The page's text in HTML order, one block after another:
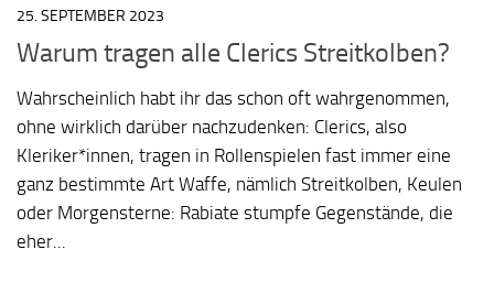
25. SEPTEMBER 2023
Warum tragen alle Clerics Streitkolben?
Wahrscheinlich habt ihr das schon oft wahrgenommen,
ohne wirklich darüber nachzudenken: Clerics, also
Kleriker*innen, tragen in Rollenspielen fast immer eine
ganz bestimmte Art Waffe, nämlich Streitkolben, Keulen
oder Morgensterne: Rabiate stumpfe Gegenstände, die
eher...